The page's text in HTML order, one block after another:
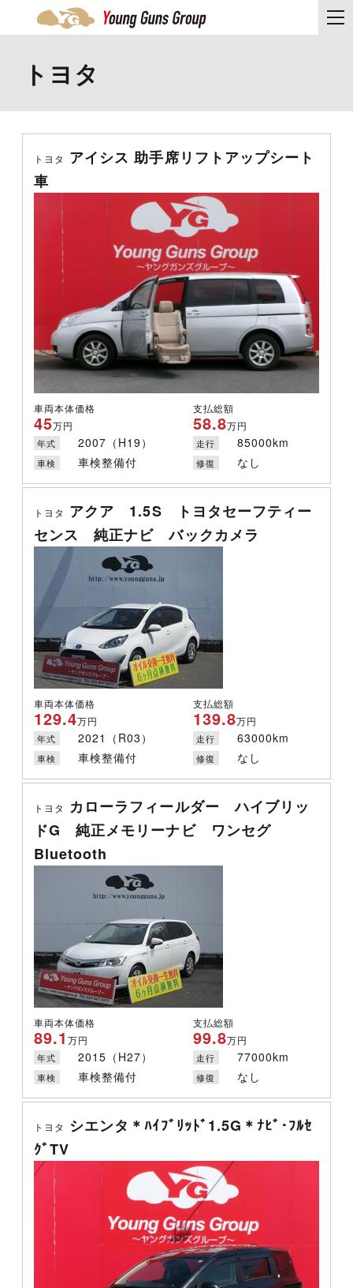
トヨタ
トヨタ アイシス 助手席リフトアップシート
車
車両本体価格
45万円
支払総額
58.8万円
年式 2007（H19） 走行 85000km
車検 車検整備付 修復 なし
トヨタ アクア 1.5S トヨタセーフティー
センス 純正ナビ バックカメラ
車両本体価格
129.4万円
支払総額
139.8万円
年式 2021（R03） 走行 63000km
車検 車検整備付 修復 なし
トヨタ
カローラフィールダー ハイブリッ
ドG 純正メモリーナビ ワンセグ
Bluetooth
車両本体価格
89.1万円
支払総額
99.8万円
年式 2015（H27） 走行 77000km
車検 車検整備付 修復 なし
トヨタ
シエンタ＊ﾊｲﾌﾞﾘｯﾄﾞ1.5G＊ﾅﾋﾞ･ﾌﾙｾ
ｸﾞTV